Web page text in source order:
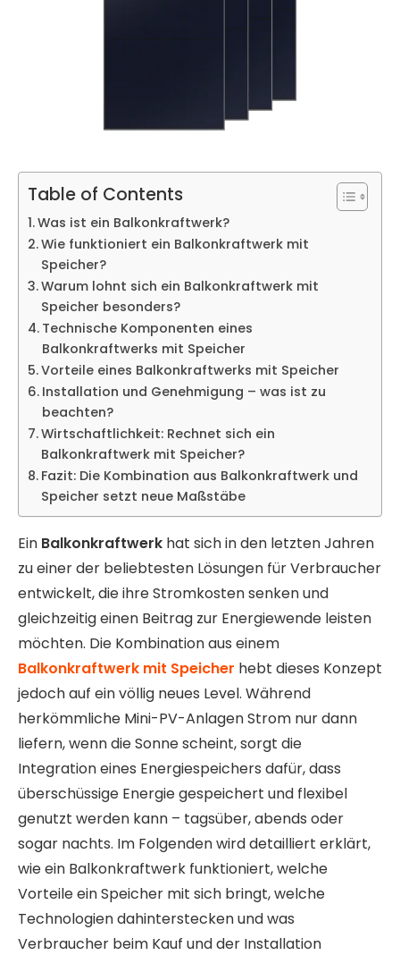
Table of Contents
Was ist ein Balkonkraftwerk?
Wie funktioniert ein Balkonkraftwerk mit
Speicher?
Warum lohnt sich ein Balkonkraftwerk mit
Speicher besonders?
Technische Komponenten eines
Balkonkraftwerks mit Speicher
Vorteile eines Balkonkraftwerks mit Speicher
Installation und Genehmigung – was ist zu
beachten?
Wirtschaftlichkeit: Rechnet sich ein
Balkonkraftwerk mit Speicher?
Fazit: Die Kombination aus Balkonkraftwerk und
Speicher setzt neue Maßstäbe
Ein Balkonkraftwerk hat sich in den letzten Jahren
zu einer der beliebtesten Lösungen für Verbraucher
entwickelt, die ihre Stromkosten senken und
gleichzeitig einen Beitrag zur Energiewende leisten
möchten. Die Kombination aus einem
Balkonkraftwerk mit Speicher hebt dieses Konzept
jedoch auf ein völlig neues Level. Während
herkömmliche Mini-PV-Anlagen Strom nur dann
liefern, wenn die Sonne scheint, sorgt die
Integration eines Energiespeichers dafür, dass
überschüssige Energie gespeichert und flexibel
genutzt werden kann – tagsüber, abends oder
sogar nachts. Im Folgenden wird detailliert erklärt,
wie ein Balkonkraftwerk funktioniert, welche
Vorteile ein Speicher mit sich bringt, welche
Technologien dahinterstecken und was
Verbraucher beim Kauf und der Installation